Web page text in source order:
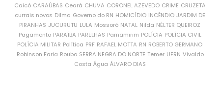
Caicó CARAÚBAS Ceará CHUVA CORONEL AZEVEDO CRIME CRUZETA
currais novos Dilma Governo do RN HOMICÍDIO INCÊNDIO JARDIM DE
PIRANHAS JUCURUTU LULA Mossoró NATAL Nilda NÉLTER QUEIROZ
Pagamento PARAÍBA PARELHAS Parnamirim POLÍCIA POLÍCIA CIVIL
POLÍCIA MILITAR Política PRF RAFAEL MOTTA RN ROBERTO GERMANO
Robinson Faria Roubo SERRA NEGRA DO NORTE Temer UFRN Vivaldo
Costa Água ÁLVARO DIAS